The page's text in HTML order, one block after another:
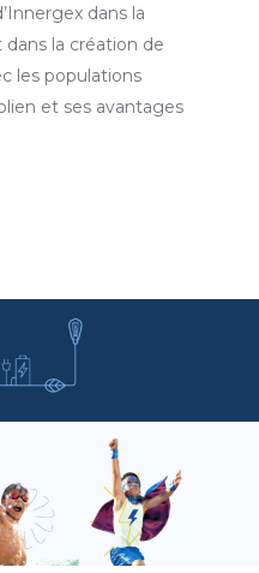
dans la
la création de
les populations
et ses avantages